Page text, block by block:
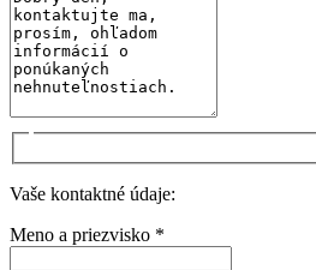
Vaše kontaktné údaje:
Meno a priezvisko *